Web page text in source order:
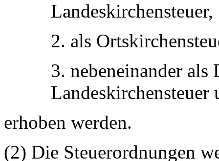
Landeskirchensteuer,
2. als
3. nebeneinander als
Landeskirchensteuer
erhoben werden.
(2) Die Steuerordnungen